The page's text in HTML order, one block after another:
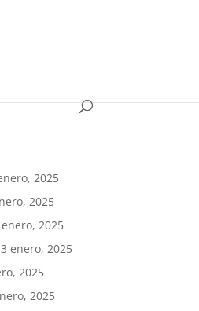
2025
2025
2025
enero, 2025
2025
2025